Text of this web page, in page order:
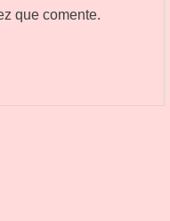
que comente.